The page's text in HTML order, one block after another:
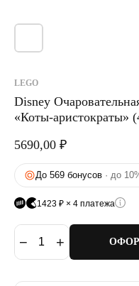
Disney Очаровательная Мари из мультфильма
«Коты-аристократы»
LEGO
5690,00 ₽
До 569 бонусов · до
1423 ₽ × 4 платежа
− 1 +